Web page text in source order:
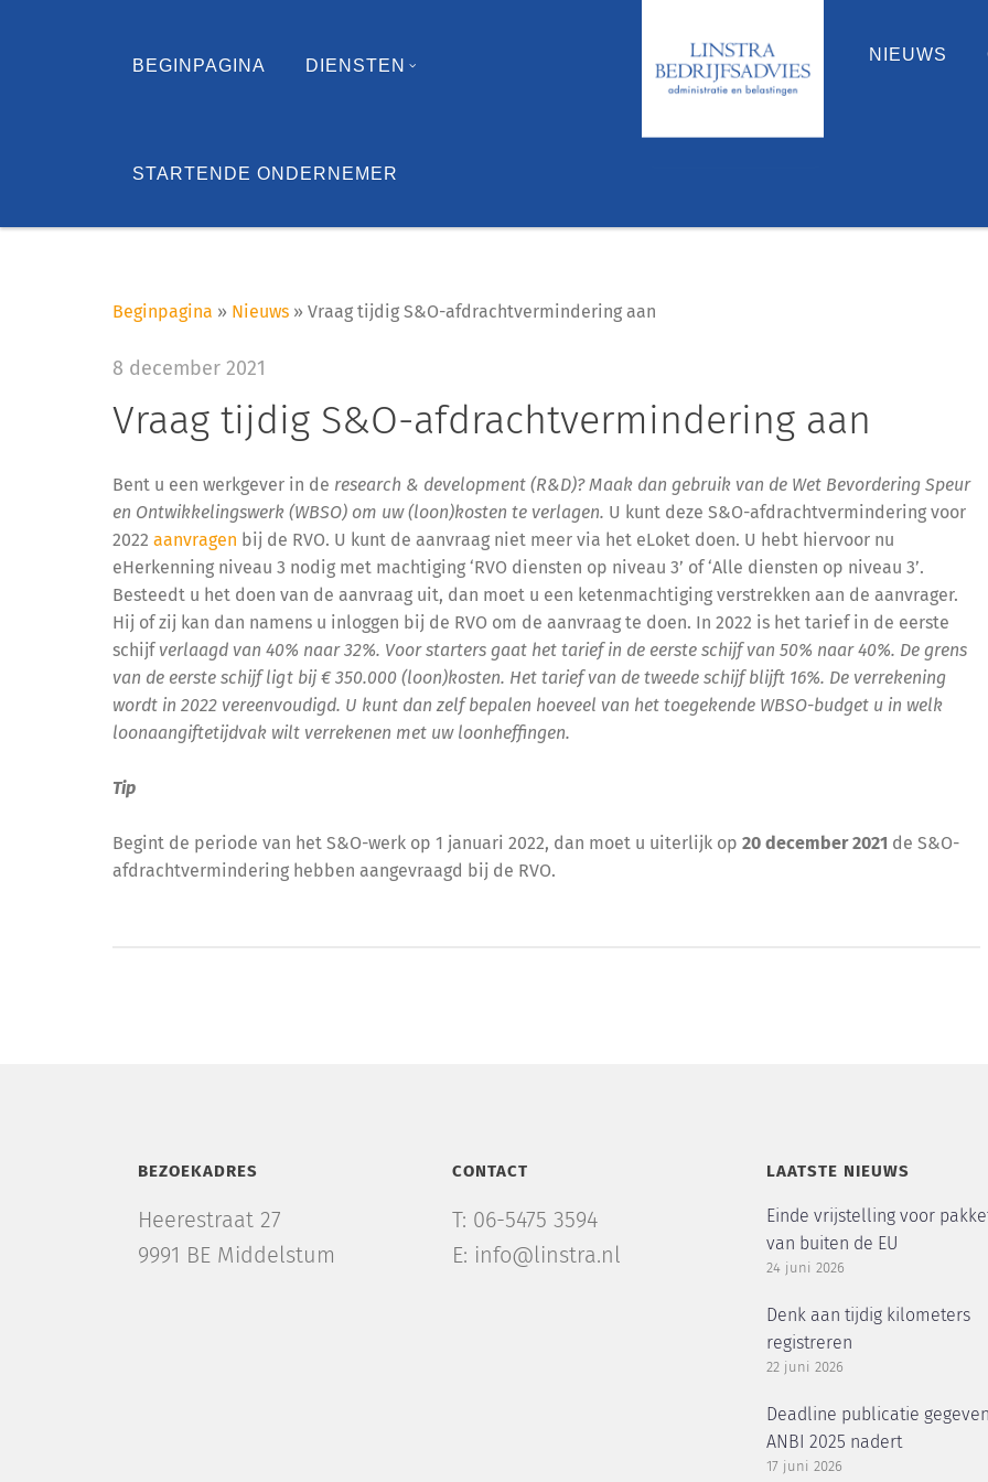
BEGINPAGINA DIENSTEN
STARTENDE ONDERNEMER
NIEUWS
Beginpagina » Nieuws » Vraag tijdig S&O-afdrachtvermindering aan
8 december 2021
Vraag tijdig S&O-afdrachtvermindering aan
Bent u een werkgever in de research & development (R&D)? Maak dan gebruik van de Wet Bevordering Speur
en Ontwikkelingswerk (WBSO) om uw (loon)kosten te verlagen. U kunt deze S&O-afdrachtvermindering voor
2022 aanvragen bij de RVO. U kunt de aanvraag niet meer via het eLoket doen. U hebt hiervoor nu
eHerkenning niveau 3 nodig met machtiging ‘RVO diensten op niveau 3’ of ‘Alle diensten op niveau 3’.
Besteedt u het doen van de aanvraag uit, dan moet u een ketenmachtiging verstrekken aan de aanvrager.
Hij of zij kan dan namens u inloggen bij de RVO om de aanvraag te doen. In 2022 is het tarief in de eerste
schijf verlaagd van 40% naar 32%. Voor starters gaat het tarief in de eerste schijf van 50% naar 40%. De grens
van de eerste schijf ligt bij € 350.000 (loon)kosten. Het tarief van de tweede schijf blijft 16%. De verrekening
wordt in 2022 vereenvoudigd. U kunt dan zelf bepalen hoeveel van het toegekende WBSO-budget u in welk
loonaangiftetijdvak wilt verrekenen met uw loonheffingen.
Tip
Begint de periode van het S&O-werk op 1 januari 2022, dan moet u uiterlijk op 20 december 2021 de S&O-
afdrachtvermindering hebben aangevraagd bij de RVO.
BEZOEKADRES
Heerestraat 27
9991 BE Middelstum
CONTACT
T: 06-5475 3594
E: info@linstra.nl
LAATSTE NIEUWS
Einde vrijstelling voor
van buiten de EU
24 juni 2026
Denk aan tijdig kilometers
registreren
22 juni 2026
Deadline publicatie
ANBI 2025 nadert
17 juni 2026